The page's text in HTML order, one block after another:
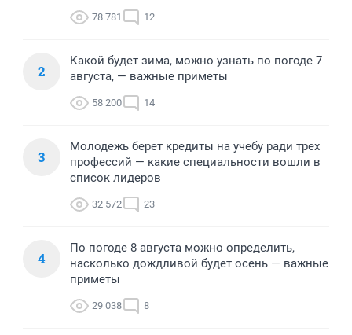
78 781 12
2
Какой будет зима, можно узнать по погоде 7
августа, — важные приметы
58 200 14
3
Молодежь берет кредиты на учебу ради трех
профессий — какие специальности вошли в
список лидеров
32 572 23
4
По погоде 8 августа можно определить,
насколько дождливой будет осень — важные
приметы
29 038 8